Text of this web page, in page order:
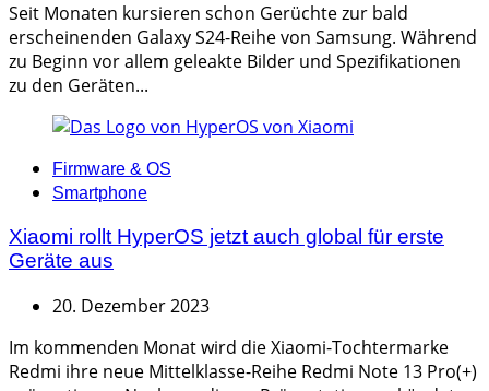
Seit Monaten kursieren schon Gerüchte zur bald
erscheinenden Galaxy S24-Reihe von Samsung. Während
zu Beginn vor allem geleakte Bilder und Spezifikationen
zu den Geräten...
Categories
Firmware & OS
Smartphone
Xiaomi rollt HyperOS jetzt auch global für erste
Geräte aus
20. Dezember 2023
Im kommenden Monat wird die Xiaomi-Tochtermarke
Redmi ihre neue Mittelklasse-Reihe Redmi Note 13 Pro(+)